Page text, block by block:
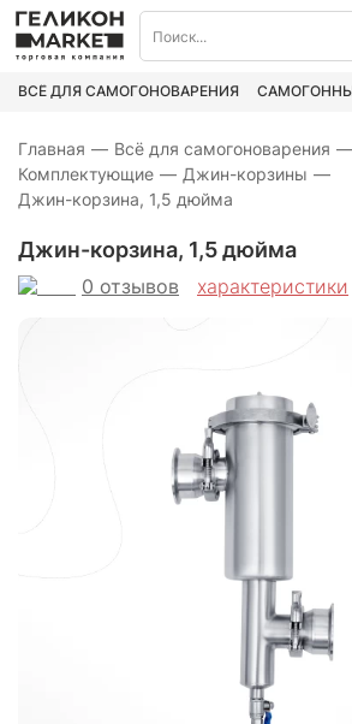
ВСЁ ДЛЯ САМОГОНОВАРЕНИЯ
Главная — Всё для самогоноварения —
Комплектующие — Джин-корзины —
Джин-корзина, 1,5 дюйма
Джин-корзина, 1,5 дюйма
0 отзывов характеристики